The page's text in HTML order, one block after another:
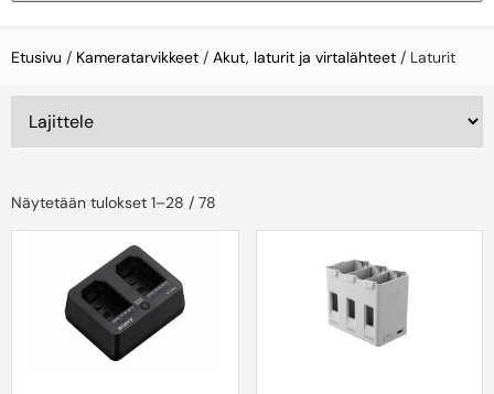
Etusivu / Kameratarvikkeet / Akut, laturit ja virtalähteet / Laturit
Näytetään tulokset 1–28 / 78